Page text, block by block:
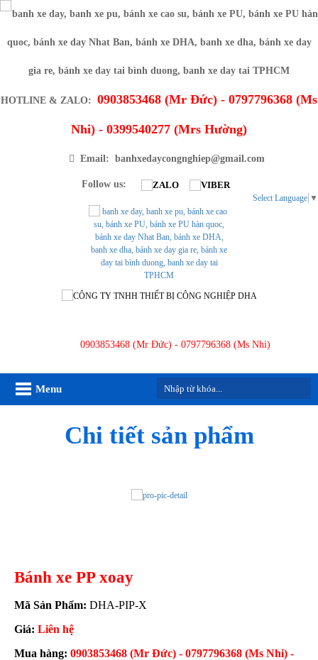
HOTLINE & ZALO: 0903853468 (Mr Đức) - 0797796368 (Ms
Nhi) - 0399540277 (Mrs Hường)
Email: banhxedaycongnghiep@gmail.com
Follow us:
0903853468 (Mr Đức) - 0797796368 (Ms Nhi)
Select Language ▼
Menu
Chi tiết sản phẩm
Bánh xe PP xoay
Mã Sản Phẩm: DHA-PIP-X
Giá: Liên hệ
Mua hàng: 0903853468 (Mr Đức) - 0797796368 (Ms Nhi) -